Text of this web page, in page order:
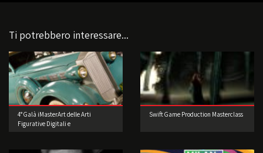
Ti potrebbero interessare...
4° Galà iMasterArt delle Arti
Figurative Digitali e
Swift Game Production Masterclass